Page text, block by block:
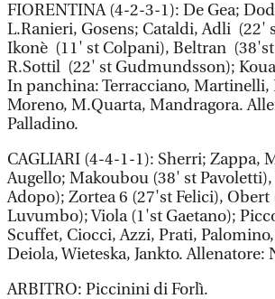
FIORENTINA (4-2-3-1): De Gea;
L.Ranieri, Gosens; Cataldi, Adli (22'
Ikonè (11' st Colpani), Beltran (38'st
R.Sottil (22' st Gudmundsson);
In panchina: Terracciano, Martinelli,
Moreno, M.Quarta, Mandragora.
Palladino.
CAGLIARI (4-4-1-1): Sherri; Zappa,
Augello; Makoubou (38' st
Adopo); Zortea 6 (27'st Felici), Obert
Luvumbo); Viola (1'st Gaetano);
Scuffet, Ciocci, Azzi, Prati,
Deiola, Wieteska, Jankto. Allenatore:
ARBITRO: Piccinini di Forlì.